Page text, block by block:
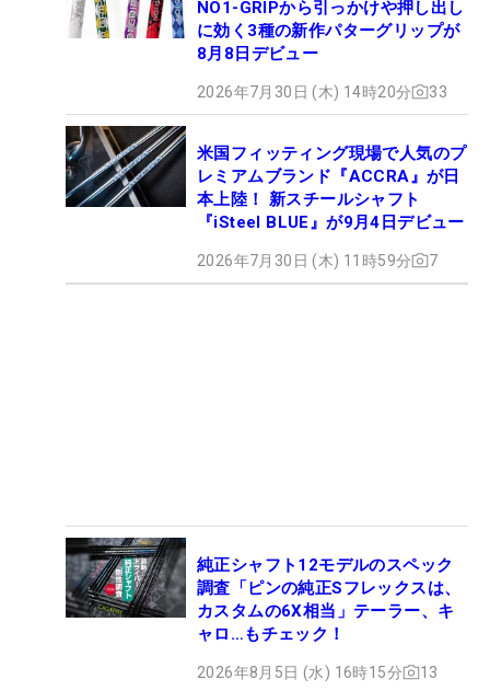
NO1-GRIPから引っかけや押し出し
に効く3種の新作パターグリップが
8月8日デビュー
2026年7月30日 (木) 14時20分 33
米国フィッティング現場で人気のプ
レミアムブランド『ACCRA』が日
本上陸！ 新スチールシャフト
『iSteel BLUE』が9月4日デビュー
2026年7月30日 (木) 11時59分 7
純正シャフト12モデルのスペック
調査「ピンの純正Sフレックスは、
カスタムの6X相当」テーラー、キ
ャロ…もチェック！
2026年8月5日 (水) 16時15分 13